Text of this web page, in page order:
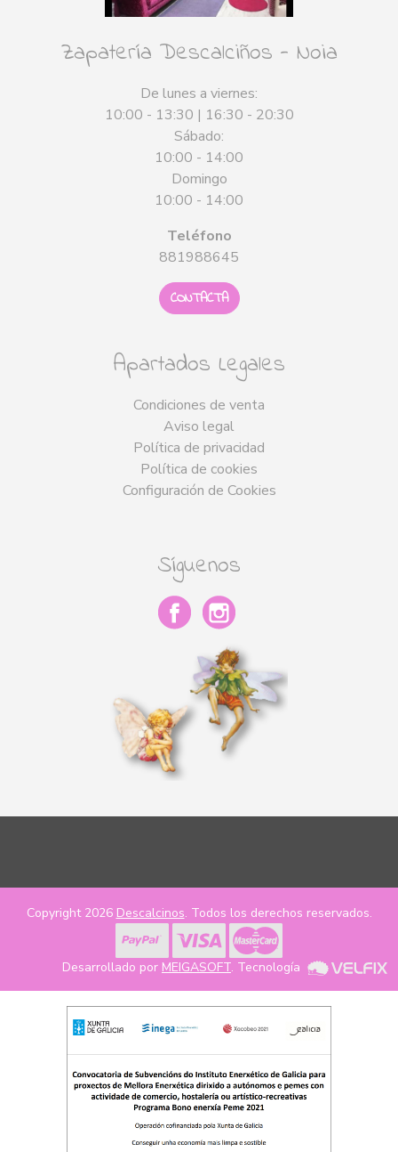
Zapatería Descalciños - Noia
De lunes a viernes:
10:00 - 13:30 | 16:30 - 20:30
Sábado:
10:00 - 14:00
Domingo
10:00 - 14:00
Teléfono
881988645
CONTACTA
Apartados Legales
Condiciones de venta
Aviso legal
Política de privacidad
Política de cookies
Configuración de Cookies
Síguenos
Copyright 2026 Descalcinos. Todos los derechos reservados.
Desarrollado por MEIGASOFT. Tecnología